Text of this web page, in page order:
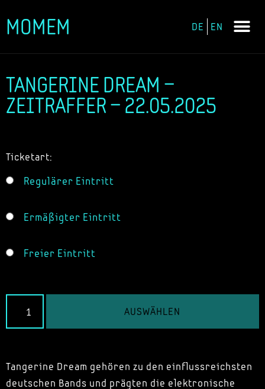
Zum
MOMEM DE EN
TANGERINE DREAM –
ZEITRAFFER – 22.05.2025
Ticketart:
Regulärer Eintritt
Ermäßigter Eintritt
Freier Eintritt
AUSWÄHLEN
Tangerine Dream gehören zu den einflussreichsten
deutschen Bands und prägten die elektronische